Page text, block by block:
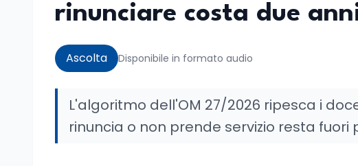
rinunciare costa due
Ascolta Disponibile in formato audio
L'algoritmo dell'OM 27/2026 ripesca i
rinuncia o non prende servizio resta fuori